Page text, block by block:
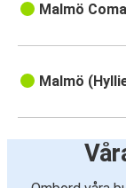
Malmö
Malmö